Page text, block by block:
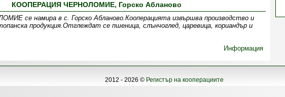
КООПЕРАЦИЯ ЧЕРНОЛОМИЕ, Горско Абланово
се намира в с. Горско Абланово.Кооперацията извършва производство и
продукция.Отглеждат се пшеница, слънчоглед, царевица, кориандър и
Информация
2012 - 2026 © Регистър на кооперациите